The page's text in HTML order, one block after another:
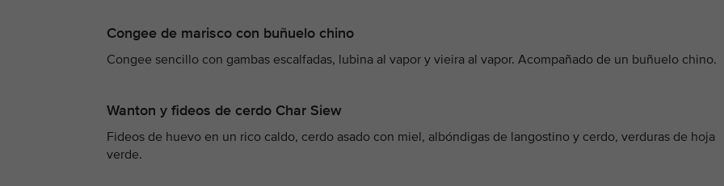
Congee de marisco con buñuelo chino
Congee sencillo con gambas escalfadas, lubina al vapor y vieira al vapor. Acompañado de un buñuelo chino.
Wanton y fideos de cerdo Char Siew
Fideos de huevo en un rico caldo, cerdo asado con miel, albóndigas de langostino y cerdo, verduras de hoja
verde.